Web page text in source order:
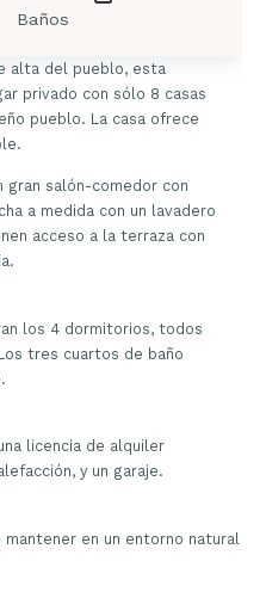
Baños
alta del pueblo, esta
privado con sólo 8 casas
pueblo. La casa ofrece
gran salón-comedor con
a medida con un lavadero
acceso a la terraza con
los 4 dormitorios, todos
tres cuartos de baño
licencia de alquiler
y un garaje.
mantener en un entorno natural